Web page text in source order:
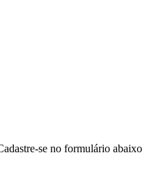
se no formulário abaixo